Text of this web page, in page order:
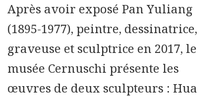
Après avoir exposé Pan Yuliang
(1895-1977), peintre, dessinatrice,
graveuse et sculptrice en 2017, le
musée Cernuschi présente les
œuvres de deux sculpteurs : Hua